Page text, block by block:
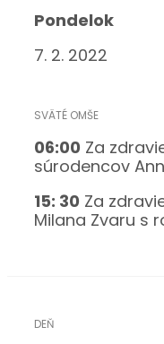
Pondelok
7. 2. 2022
06:00 Za
súrodencov
15: 30 Za
Milana Zvaru s